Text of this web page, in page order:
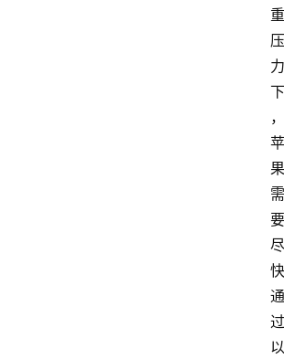
重
压
力
下
，
苹
果
需
要
尽
快
通
过
以